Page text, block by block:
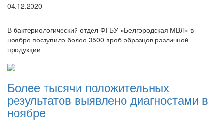
04.12.2020
В бактериологический отдел ФГБУ «Белгородская МВЛ» в
ноябре поступило более 3500 проб образцов различной
продукции
Более тысячи положительных
результатов выявлено диагностами в
ноябре